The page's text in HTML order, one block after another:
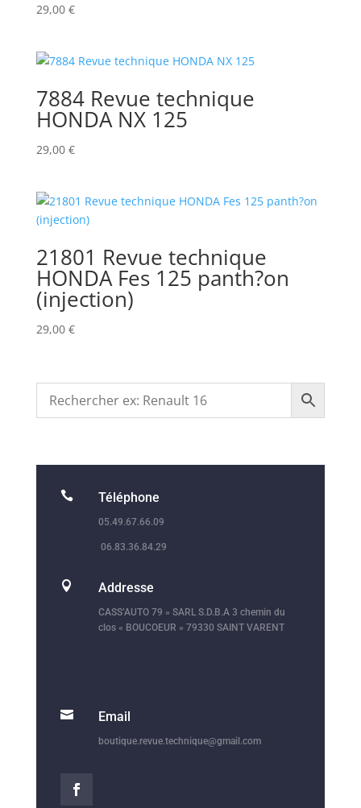
29,00 €
7884 Revue technique
HONDA NX 125
29,00 €
21801 Revue technique
HONDA Fes 125 panth?on
(injection)
29,00 €
 Téléphone
05.49.67.66.09
06.83.36.84.29
 Addresse
CASS’AUTO 79 » SARL S.D.B.A 3 chemin du
clos « BOUCOEUR » 79330 SAINT VARENT
 Email
boutique.revue.technique@gmail.com